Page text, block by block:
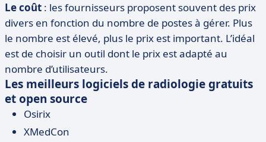
Le coût : les fournisseurs proposent souvent des prix
divers en fonction du nombre de postes à gérer. Plus
le nombre est élevé, plus le prix est important. L’idéal
est de choisir un outil dont le prix est adapté au
nombre d’utilisateurs.
Les meilleurs logiciels de radiologie gratuits
et open source
Osirix
XMedCon